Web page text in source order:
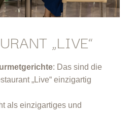
„LIVE“
: Das sind die
„Live“ einzigartig
als einzigartiges und